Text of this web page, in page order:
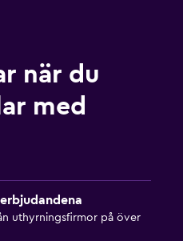
när du
med
uthyrningsfirmor på över